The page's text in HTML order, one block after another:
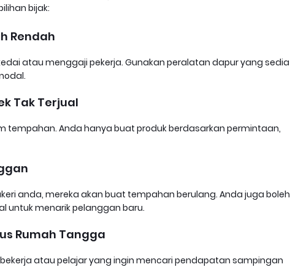
bijak:
Rendah
atau menggaji pekerja. Gunakan peralatan dapur yang sedia
Tak Terjual
tempahan. Anda hanya buat produk berdasarkan permintaan,
anda, mereka akan buat tempahan berulang. Anda juga boleh
untuk menarik pelanggan baru.
Rumah Tangga
bekerja atau pelajar yang ingin mencari pendapatan sampingan